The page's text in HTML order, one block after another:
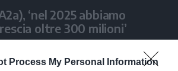
Process My Personal Information
‘nel 2025 abbiamo
oltre 300 milioni’